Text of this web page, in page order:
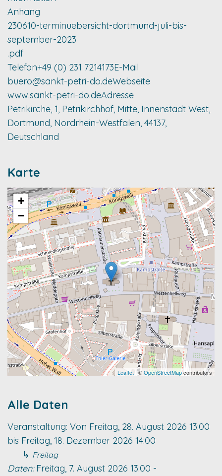
Anhang
230610-terminuebersicht-dortmund-juli-bis-
september-2023
.pdf
Telefon+49 (0) 231 7214173E-Mail
buero@sankt-petri-do.deWebseite
www.sankt-petri-do.deAdresse
Petrikirche, 1, Petrikirchhof, Mitte, Innenstadt West,
Dortmund, Nordrhein-Westfalen, 44137,
Deutschland
Karte
+
−
Leaflet| ©OpenStreetMapcontributors
Alle Daten
Veranstaltung: Von Freitag, 28. August 2026 13:00
bis Freitag, 18. Dezember 2026 14:00
↳ Freitag
Daten:Freitag, 7. August 2026 13:00 -